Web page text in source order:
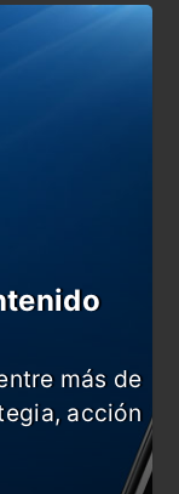
el mes de
en octubre»
más de
acción